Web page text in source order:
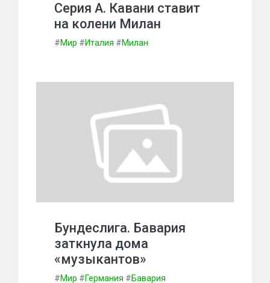
Серия А. Кавани ставит
на колени Милан
#Мир #Италия #Милан
Бундеслига. Бавария
заткнула дома
«музыкантов»
#Мир #Германия #Бавария